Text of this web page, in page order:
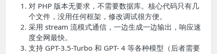
对 PHP 版本无要求，不需要数据库。核心代码只有几
个文件，没用任何框架，修改调试很方便。
采用 stream 流模式通信，一边生成一边输出，响应速
度全网最快。
支持 GPT-3.5-Turbo 和 GPT- 4 等各种模型（后者需要